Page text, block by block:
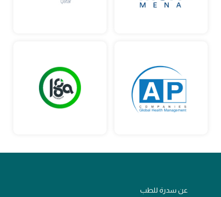
عن سدرة للطب